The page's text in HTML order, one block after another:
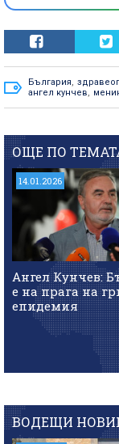
България,
ангел кунчев,
ОЩЕ ПО
14.01.2026
Ангел Кунчев:
е на прага на
епидемия
ВОДЕЩИ